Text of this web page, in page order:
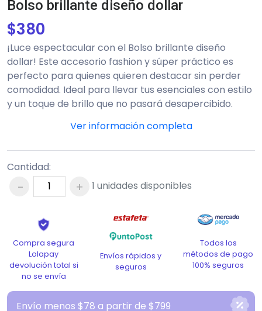
Bolso brillante diseño dollar
$380
¡Luce espectacular con el Bolso brillante diseño
dollar! Este accesorio fashion y súper práctico es
perfecto para quienes quieren destacar sin perder
comodidad. Ideal para llevar tus esenciales con estilo
y un toque de brillo que no pasará desapercibido.
compraste? ¡Haz que tu look diga "dinero y glamour"
Cantidad:
- + 1 unidades disponibles
Compra segura
Lolapay
devolución total si
no se envía
Envíos rápidos y
seguros
Todos los
métodos de pago
100% seguros
Envío menos $78 a partir de $799